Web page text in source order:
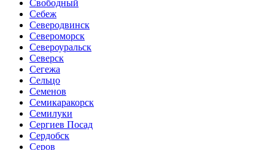
Свободный
Себеж
Северодвинск
Североморск
Североуральск
Северск
Сегежа
Сельцо
Семенов
Семикаракорск
Семилуки
Сергиев Посад
Сердобск
Серов